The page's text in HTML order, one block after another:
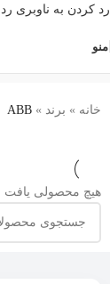
رد کردن به ناوبری
منو
خانه » برند »
ABB
هیچ محصولی یافت